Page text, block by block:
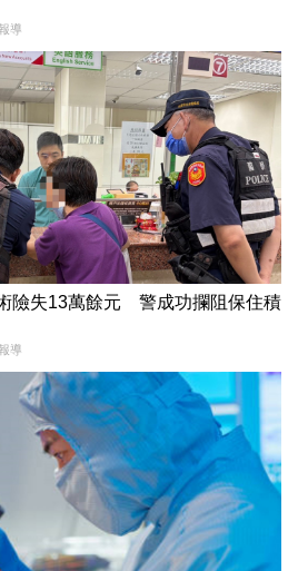
導
險失13萬餘元 警成功攔阻保住積
導